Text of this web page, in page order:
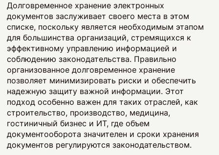
Долговременное хранение электронных
документов заслуживает своего места в этом
списке, поскольку является необходимым этапом
для большинства организаций, стремящихся к
эффективному управлению информацией и
соблюдению законодательства. Правильно
организованное долговременное хранение
позволяет минимизировать риски и обеспечить
надежную защиту важной информации. Этот
подход особенно важен для таких отраслей, как
строительство, производство, медицина,
гостиничный бизнес и ИТ, где объем
документооборота значителен и сроки хранения
документов регулируются законодательством.